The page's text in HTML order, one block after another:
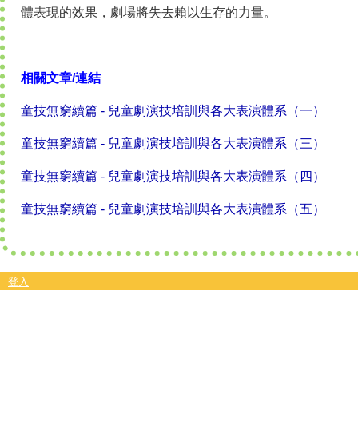
體表現的效果，劇場將失去賴以生存的力量。
相關文章/連結
童技無窮續篇 - 兒童劇演技培訓與各大表演體系（一）
童技無窮續篇 - 兒童劇演技培訓與各大表演體系（三）
童技無窮續篇 - 兒童劇演技培訓與各大表演體系（四）
童技無窮續篇 - 兒童劇演技培訓與各大表演體系（五）
登入